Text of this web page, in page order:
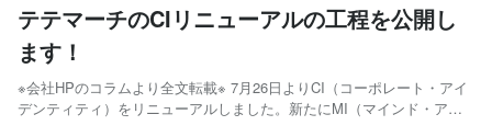
テテマーチのCIリニューアルの工程を公開し
ます！
※会社HPのコラムより全文転載※ 7月26日よりCI（コーポレート・アイ
デンティティ）をリニューアルしました。新たにMI（マインド・アイ